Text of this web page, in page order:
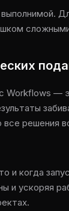
Workflows —
решения
и когда
и ускоряя